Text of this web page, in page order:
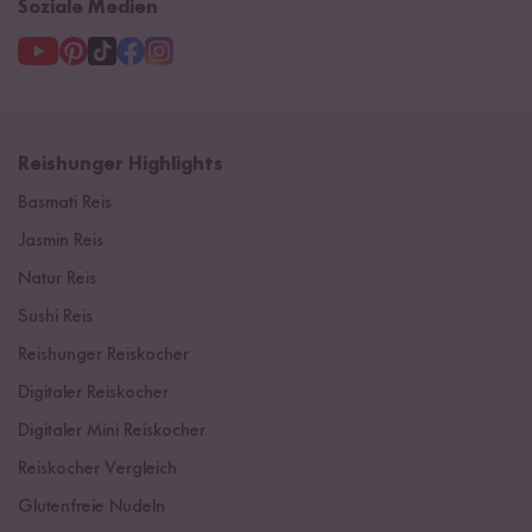
Soziale Medien
Reishunger Highlights
Basmati Reis
Jasmin Reis
Natur Reis
Sushi Reis
Reishunger Reiskocher
Digitaler Reiskocher
Digitaler Mini Reiskocher
Reiskocher Vergleich
Glutenfreie Nudeln